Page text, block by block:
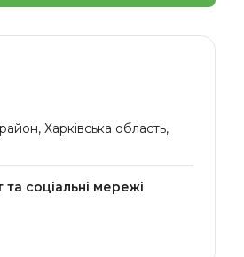
Харківська область,
соціальні мережі